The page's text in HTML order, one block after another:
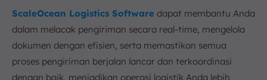
ScaleOcean Logistics Software dapat membantu Anda
dalam melacak pengiriman secara real-time, mengelola
dokumen dengan efisien, serta memastikan semua
proses pengiriman berjalan lancar dan terkoordinasi
dengan baik, menjadikan operasi logistik Anda lebih